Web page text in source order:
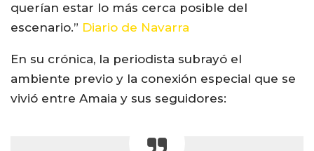
querían estar lo más cerca posible del
escenario.” Diario de Navarra
En su crónica, la periodista subrayó el
ambiente previo y la conexión especial que se
vivió entre Amaia y sus seguidores: